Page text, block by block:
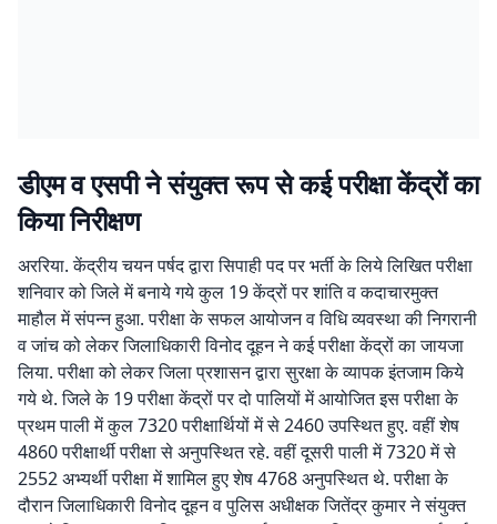
डीएम व एसपी ने संयुक्त रूप से कई परीक्षा केंद्रों का
किया निरीक्षण
अररिया. केंद्रीय चयन पर्षद द्वारा सिपाही पद पर भर्ती के लिये लिखित परीक्षा
शनिवार को जिले में बनाये गये कुल 19 केंद्रों पर शांति व कदाचारमुक्त
माहौल में संपन्न हुआ. परीक्षा के सफल आयोजन व विधि व्यवस्था की निगरानी
व जांच को लेकर जिलाधिकारी विनोद दूहन ने कई परीक्षा केंद्रों का जायजा
लिया. परीक्षा को लेकर जिला प्रशासन द्वारा सुरक्षा के व्यापक इंतजाम किये
गये थे. जिले के 19 परीक्षा केंद्रों पर दो पालियों में आयोजित इस परीक्षा के
प्रथम पाली में कुल 7320 परीक्षार्थियों में से 2460 उपस्थित हुए. वहीं शेष
4860 परीक्षार्थी परीक्षा से अनुपस्थित रहे. वहीं दूसरी पाली में 7320 में से
2552 अभ्यर्थी परीक्षा में शामिल हुए शेष 4768 अनुपस्थित थे. परीक्षा के
दौरान जिलाधिकारी विनोद दूहन व पुलिस अधीक्षक जितेंद्र कुमार ने संयुक्त